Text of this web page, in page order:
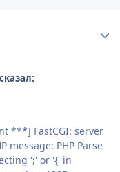
***] FastCGI: server
PHP Parse
';' or '{' in